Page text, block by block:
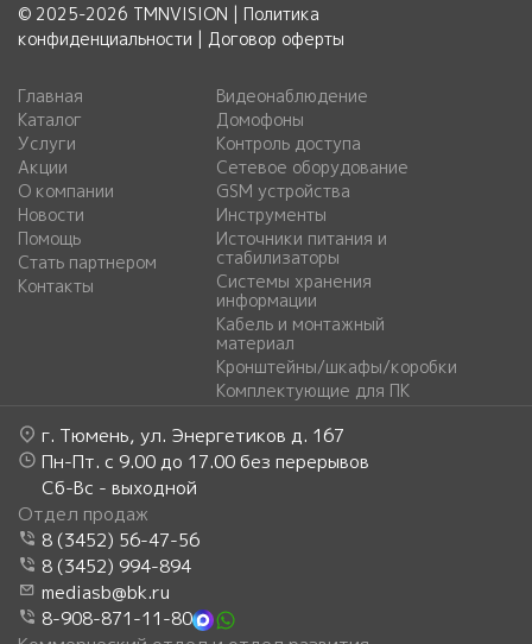
© 2025-2026 TMNVISION | Политика
конфиденциальности | Договор оферты
Главная
Каталог
Услуги
Акции
О компании
Новости
Помощь
Стать партнером
Контакты
Видеонаблюдение
Домофоны
Контроль доступа
Сетевое оборудование
GSM устройства
Инструменты
Источники питания и
стабилизаторы
Системы хранения
информации
Кабель и монтажный
материал
Кронштейны/шкафы/коробки
Комплектующие для ПК
г. Тюмень, ул. Энергетиков д. 167
Пн-Пт. с 9.00 до 17.00 без перерывов
Сб-Вс - выходной
Отдел продаж
8 (3452) 56-47-56
8 (3452) 994-894
mediasb@bk.ru
8-908-871-11-80